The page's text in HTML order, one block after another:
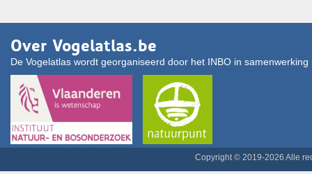
Over Vogelatlas.be
De Vogelatlas wordt georganiseerd door het INBO in
Copyright © 2019-2026 Alle